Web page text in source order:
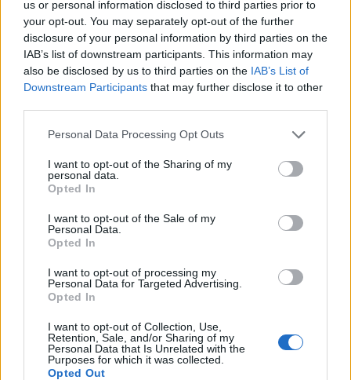
us or personal information disclosed to third parties prior to
your opt-out. You may separately opt-out of the further
disclosure of your personal information by third parties on the
IAB’s list of downstream participants. This information may
also be disclosed by us to third parties on the IAB’s List of
Downstream Participants that may further disclose it to other
Personal Data Processing Opt Outs
I want to opt-out of the Sharing of my
personal data.
Opted In
I want to opt-out of the Sale of my
Personal Data.
Opted In
I want to opt-out of processing my
Personal Data for Targeted Advertising.
Opted In
I want to opt-out of Collection, Use,
Retention, Sale, and/or Sharing of my
Personal Data that Is Unrelated with the
Purposes for which it was collected.
Opted Out